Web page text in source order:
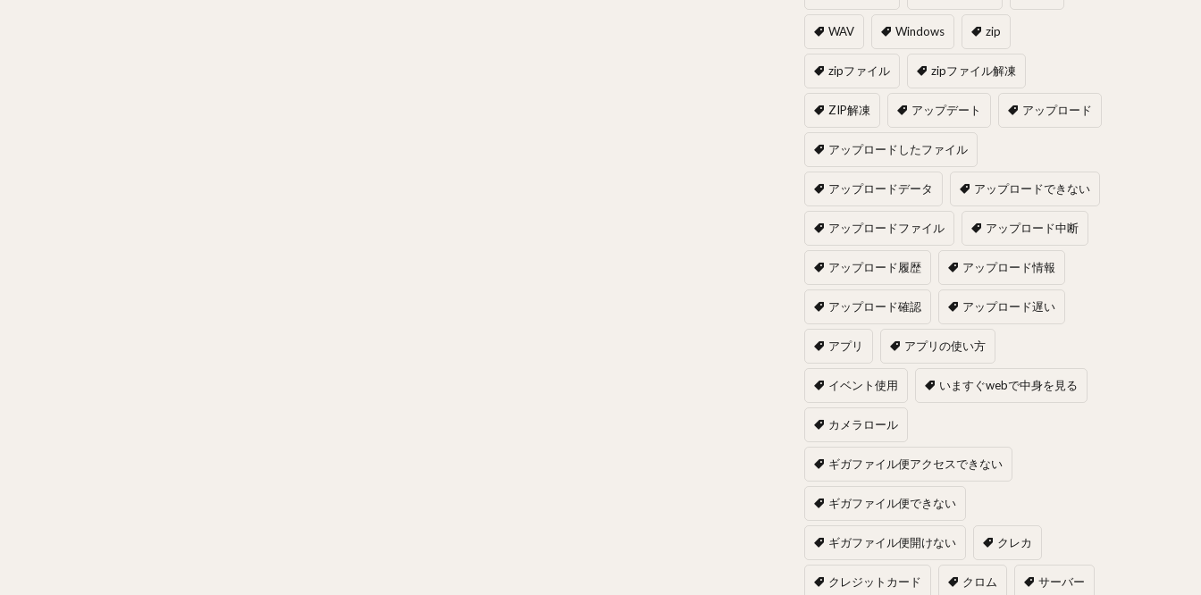
WAV Windows zip
zipファイル zipファイル解凍
ZIP解凍 アップデート アップロード
アップロードしたファイル
アップロードデータ アップロードできない
アップロードファイル アップロード中断
アップロード履歴 アップロード情報
アップロード確認 アップロード遅い
アプリ アプリの使い方
イベント使用 いますぐwebで中身を見る
カメラロール
ギガファイル便アクセスできない
ギガファイル便できない
ギガファイル便開けない クレカ
クレジットカード クロム サーバー